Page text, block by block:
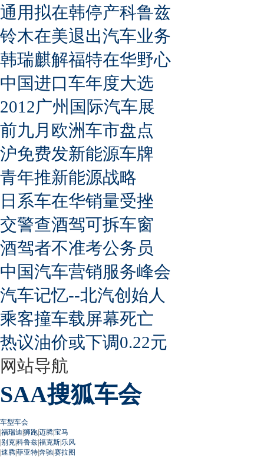
通用拟在韩停产科鲁兹
铃木在美退出汽车业务
韩瑞麒解福特在华野心
中国进口车年度大选
2012广州国际汽车展
前九月欧洲车市盘点
沪免费发新能源车牌
青年推新能源战略
日系车在华销量受挫
交警查酒驾可拆车窗
酒驾者不准考公务员
中国汽车营销服务峰会
汽车记忆--北汽创始人
乘客撞车载屏幕死亡
热议油价或下调0.22元
网站导航
SAA搜狐车会
车型车会
|福瑞迪|狮跑|迈腾|宝马
|别克|科鲁兹|福克斯|乐风
|速腾|菲亚特|奔驰|赛拉图